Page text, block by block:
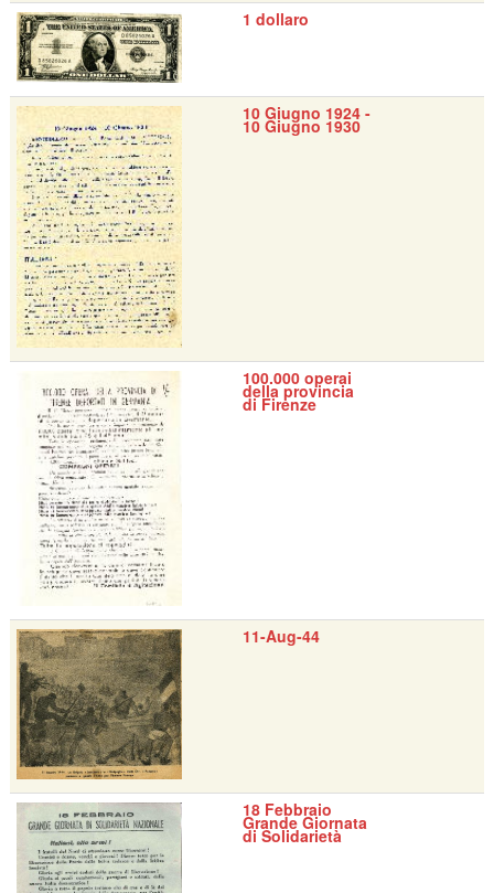
1 dollaro
10 Giugno 1924 -
10 Giugno 1930
100.000 operai
della provincia
di Firenze
11-Aug-44
18 Febbraio
Grande Giornata
di Solidarietà